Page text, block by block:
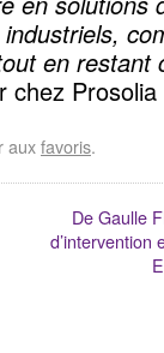
en restant
chez
auxfavoris.
De Gaulle
d’intervention